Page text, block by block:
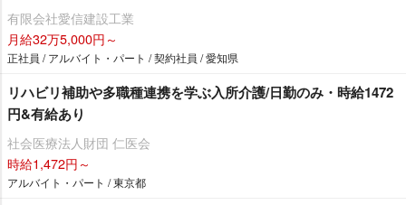
有限会社愛信建設工業
月給32万5,000円～
正社員 / アルバイト・パート / 契約社員 / 愛知県
リハビリ補助や多職種連携を学ぶ入所介護/日勤のみ・時給1472
円&有給あり
社会医療法人財団 仁医会
時給1,472円～
アルバイト・パート / 東京都